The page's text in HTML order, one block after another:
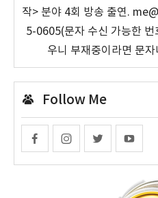
작> 분야 4회 방송 출연.
5-0605(문자 수신 가능한 번
우니 부재중이라면 문
Follow Me